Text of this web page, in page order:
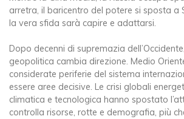
arretra, il baricentro del potere si sposta a
la vera sfida sarà capire e adattarsi.
Dopo decenni di supremazia
geopolitica cambia direzione. Medio
considerate periferie del sistema
essere aree decisive. Le crisi globali
climatica e tecnologica hanno spostato
controlla risorse, rotte e demografia, più